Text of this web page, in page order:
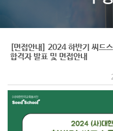
[면접안내] 2024 하반기 씨드
합격자 발표 및 면접안내